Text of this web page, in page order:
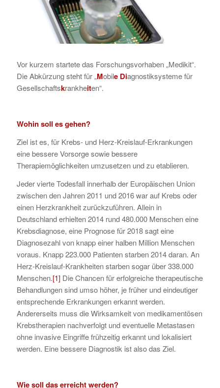
Vor kurzem startete das Forschungsvorhaben „Medikit“.
Die Abkürzung steht für „Mobile Diagnostiksysteme für
Gesellschaftskrankheiten“.
Wohin soll es gehen?
Ziel ist es, für Krebs- und Herz-Kreislauf-Erkrankungen
eine bessere Vorsorge sowie bessere
Therapiemöglichkeiten umzusetzen und zu etablieren.
Jeder vierte Todesfall innerhalb der Europäischen Union
zwischen den Jahren 2011 und 2016 war auf Krebs oder
einen Herzkrankheit zurückzuführen. Allein in
Deutschland erhielten 2014 rund 480.000 Menschen eine
Krebsdiagnose, eine Prognose für 2018 sagt eine
Diagnosezahl von knapp einer halben Million Menschen
voraus. Knapp 223.000 Patienten starben 2014 daran. An
Herz-Kreislauf-Krankheiten starben sogar über 338.000
Menschen.[1]Die Chancen für erfolgreiche therapeutische
Behandlungen sind umso höher, je früher und eindeutiger
entsprechende Erkrankungen erkannt werden.
Andererseits muss die Wirksamkeit von medikamentösen
Krebstherapien nachverfolgt und eventuelle Metastasen
ohne invasive Eingriffe frühzeitig erkannt und lokalisiert
werden. Eine bessere Diagnostik ist also das Ziel.
Wie soll das erreicht werden?